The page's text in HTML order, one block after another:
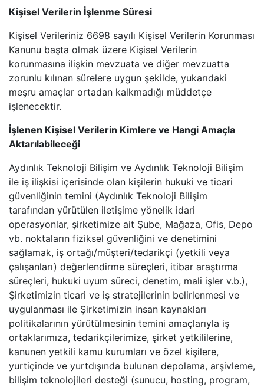
Kişisel Verilerin İşlenme Süresi
Kişisel Verileriniz 6698 sayılı Kişisel Verilerin Korunması
Kanunu başta olmak üzere Kişisel Verilerin
korunmasına ilişkin mevzuata ve diğer mevzuatta
zorunlu kılınan sürelere uygun şekilde, yukarıdaki
meşru amaçlar ortadan kalkmadığı müddetçe
işlenecektir.
İşlenen Kişisel Verilerin Kimlere ve Hangi Amaçla
Aktarılabileceği
Aydınlık Teknoloji Bilişim ve Aydınlık Teknoloji Bilişim
ile iş ilişkisi içerisinde olan kişilerin hukuki ve ticari
güvenliğinin temini (Aydınlık Teknoloji Bilişim
tarafından yürütülen iletişime yönelik idari
operasyonlar, şirketimize ait Şube, Mağaza, Ofis, Depo
vb. noktaların fiziksel güvenliğini ve denetimini
sağlamak, iş ortağı/müşteri/tedarikçi (yetkili veya
çalışanları) değerlendirme süreçleri, itibar araştırma
süreçleri, hukuki uyum süreci, denetim, mali işler v.b.),
Şirketimizin ticari ve iş stratejilerinin belirlenmesi ve
uygulanması ile Şirketimizin insan kaynakları
politikalarının yürütülmesinin temini amaçlarıyla iş
ortaklarımıza, tedarikçilerimize, şirket yetkililerine,
kanunen yetkili kamu kurumları ve özel kişilere,
yurtiçinde ve yurtdışında bulunan depolama, arşivleme,
bilişim teknolojileri desteği (sunucu, hosting, program,